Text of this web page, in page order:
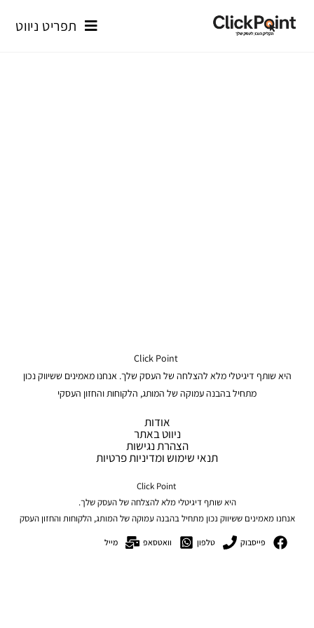
תפריט ניווט
היא שותף דיגיטלי מלא להצלחה של העסק שלך. אנחנו מאמינים ששיווק נכון
מתחיל בהבנה עמוקה של המותג, הלקוחות והחזון העסקי
אודות
ניווט באתר
הצהרת נגישות
תנאי שימוש ומדיניות פרטיות
Click Point
היא שותף דיגיטלי מלא להצלחה של העסק שלך.
אנחנו מאמינים ששיווק נכון מתחיל בהבנה עמוקה של המותג, הלקוחות והחזון העסק
פייסבוק טלפון וואטסאפ מייל